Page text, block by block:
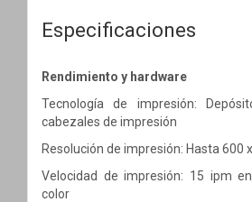
Especificaciones
Rendimiento y hardware
Tecnología de impresión:
cabezales de impresión
Resolución de impresión: Hasta 600
Velocidad de impresión: 15 ipm
color